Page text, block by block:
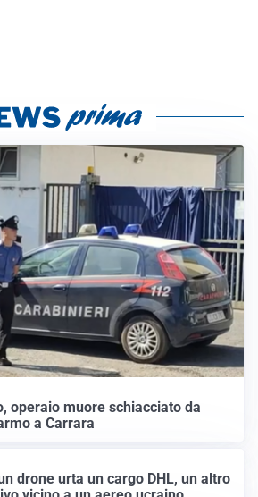
operaio muore schiacciato da
a Carrara
drone urta un cargo DHL, un altro